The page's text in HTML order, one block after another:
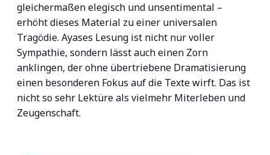
gleichermaßen elegisch und unsentimental –
erhöht dieses Material zu einer universalen
Tragödie. Ayases Lesung ist nicht nur voller
Sympathie, sondern lässt auch einen Zorn
anklingen, der ohne übertriebene Dramatisierung
einen besonderen Fokus auf die Texte wirft. Das ist
nicht so sehr Lektüre als vielmehr Miterleben und
Zeugenschaft.